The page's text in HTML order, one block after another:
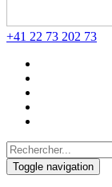
+41 22 73 202 73
Toggle navigation